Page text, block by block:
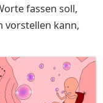
fassen soll,
vorstellen kann,